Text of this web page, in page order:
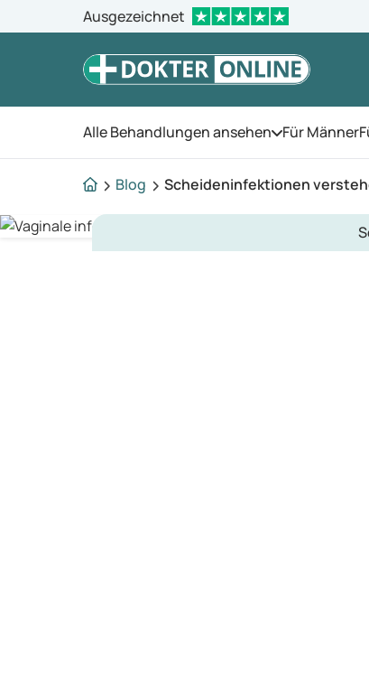
Ausgezeichnet
Alle Behandlungen ansehen Öffnen Sie
Für Männer
Blog Scheideninfektionen